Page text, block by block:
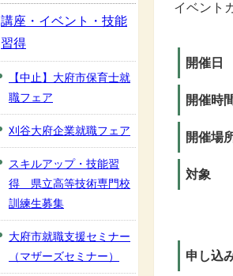
イベント
開催日
開催時
開催場
対象
申し込
講座・イベント・技能
習得
【中止】大府市保育士就
職フェア
刈谷大府企業就職フェア
スキルアップ・技能習
得 県立高等技術専門校
訓練生募集
大府市就職支援セミナー
（マザーズセミナー）